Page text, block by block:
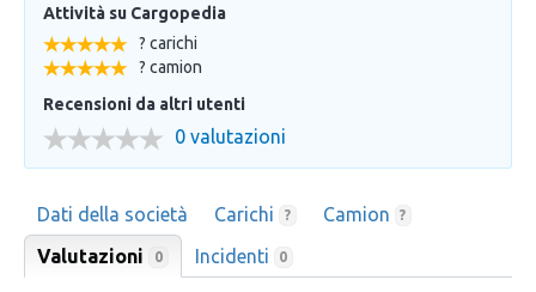
Attività su Cargopedia
? carichi
? camion
Recensioni da altri utenti
0 valutazioni
Dati della società Carichi ? Camion ?
Valutazioni 0 Incidenti 0